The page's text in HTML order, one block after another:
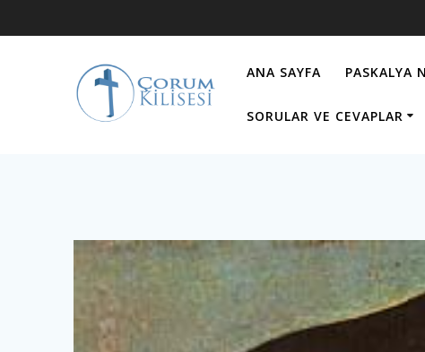
to
ANA SAYFA PASKALYA
SORULAR VE CEVAPLAR